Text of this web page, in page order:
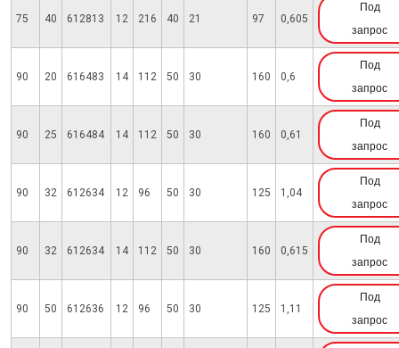
75 40 612813 12 216 40 21 97 0,605
Под
запрос
90 20 616483 14 112 50 30 160 0,6
Под
запрос
90 25 616484 14 112 50 30 160 0,61
Под
запрос
90 32 612634 12 96 50 30 125 1,04
Под
запрос
90 32 612634 14 112 50 30 160 0,615
Под
запрос
90 50 612636 12 96 50 30 125 1,11
Под
запрос